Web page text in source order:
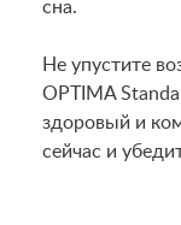
сна.
Не упустите
OPTIMA
здоровый и
сейчас и